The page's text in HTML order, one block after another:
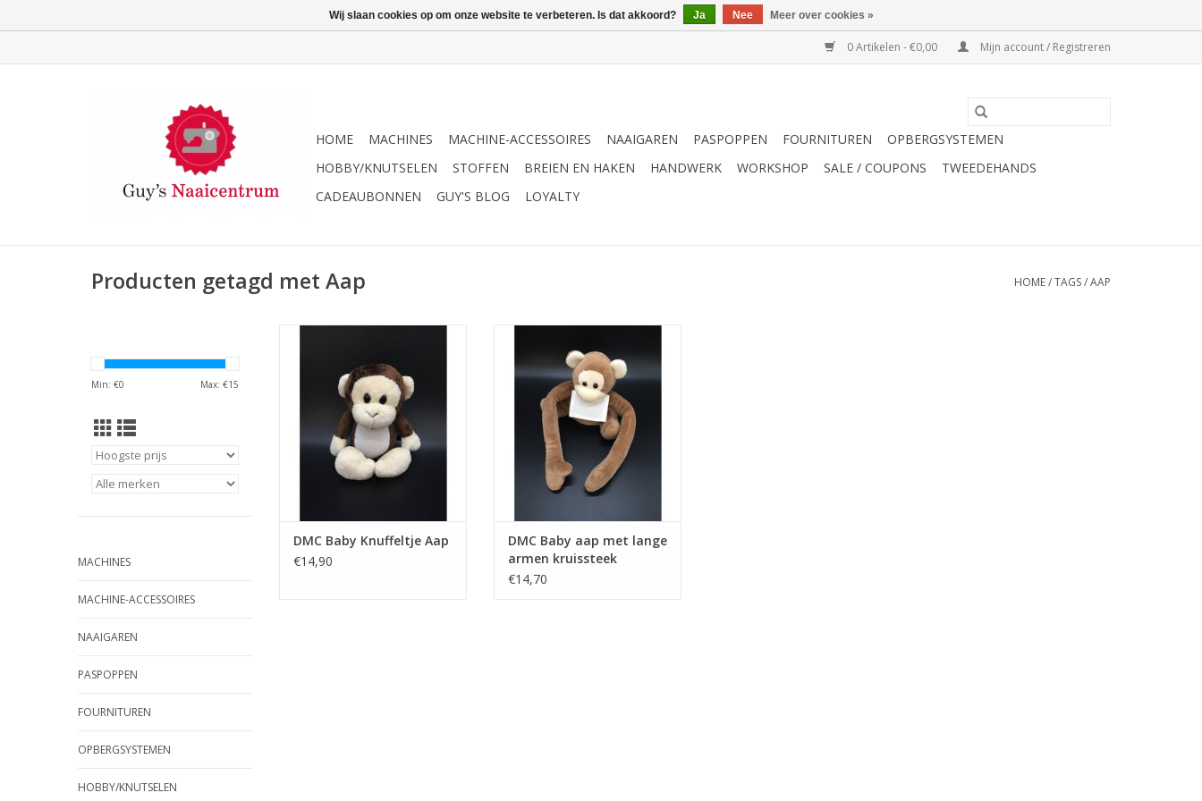
0 Artikelen - €0,00 Mijn account / Registreren
HOME MACHINES MACHINE-ACCESSOIRES NAAIGAREN PASPOPPEN FOURNITUREN
OPBERGSYSTEMEN
HOBBY/KNUTSELEN
STOFFEN BREIEN EN HAKEN HANDWERK WORKSHOP SALE / COUPONS
TWEEDEHANDS
CADEAUBONNEN
GUY'S BLOG LOYALTY
Producten getagd met Aap HOME/TAGS/AAP
Min: €0 Max: €15
MACHINES
MACHINE-ACCESSOIRES
NAAIGAREN
PASPOPPEN
FOURNITUREN
OPBERGSYSTEMEN
HOBBY/KNUTSELEN
DMC Baby Knuffeltje Aap
€14,90
kruissteek
DMC Baby aap met lange
armen kruissteek
€14,70
Wij slaan cookies op om onze website te verbeteren. Is dat akkoord? Ja Nee Meer over cookies »